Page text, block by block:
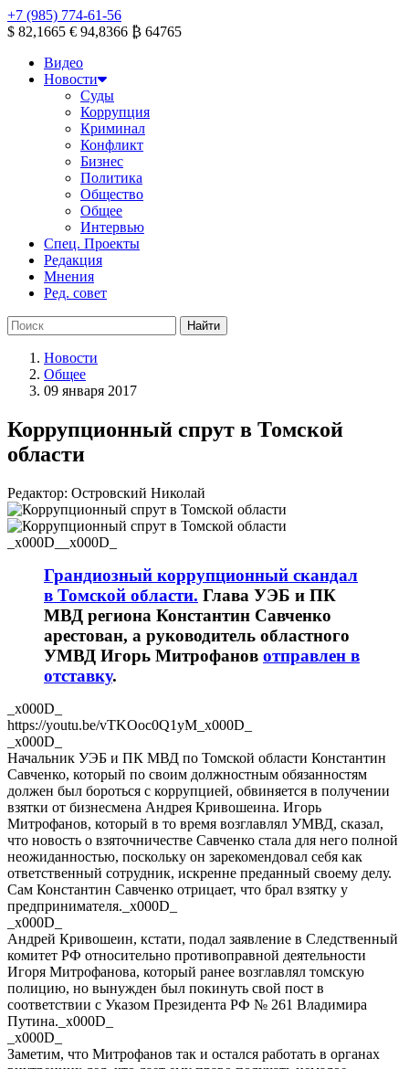
+7 (985) 774-61-56
$ 82,1665 € 94,8366 ₿ 64765
Видео
Новости
Суды
Коррупция
Криминал
Конфликт
Бизнес
Политика
Общество
Общее
Интервью
Спец. Проекты
Редакция
Мнения
Ред. совет
Новости
Общее
09 января 2017
Коррупционный спрут в Томской
области
Редактор: Островский Николай
_x000D__x000D_
Грандиозный коррупционный скандал
в Томской области. Глава УЭБ и ПК
МВД региона Константин Савченко
арестован, а руководитель областного
УМВД Игорь Митрофанов отправлен в
отставку.
_x000D_
https://youtu.be/vTKOoc0Q1yM_x000D_
_x000D_
Начальник УЭБ и ПК МВД по Томской области Константин
Савченко, который по своим должностным обязанностям
должен был бороться с коррупцией, обвиняется в получении
взятки от бизнесмена Андрея Кривошеина. Игорь
Митрофанов, который в то время возглавлял УМВД, сказал,
что новость о взяточничестве Савченко стала для него полной
неожиданностью, поскольку он зарекомендовал себя как
ответственный сотрудник, искренне преданный своему делу.
Сам Константин Савченко отрицает, что брал взятку у
предпринимателя._x000D_
_x000D_
Андрей Кривошеин, кстати, подал заявление в Следственный
комитет РФ относительно противоправной деятельности
Игоря Митрофанова, который ранее возглавлял томскую
полицию, но вынужден был покинуть свой пост в
соответствии с Указом Президента РФ № 261 Владимира
Путина._x000D_
_x000D_
Заметим, что Митрофанов так и остался работать в органах